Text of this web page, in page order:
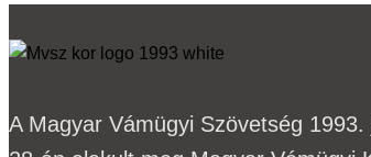
A Magyar Vámügyi Szövetség 1993.